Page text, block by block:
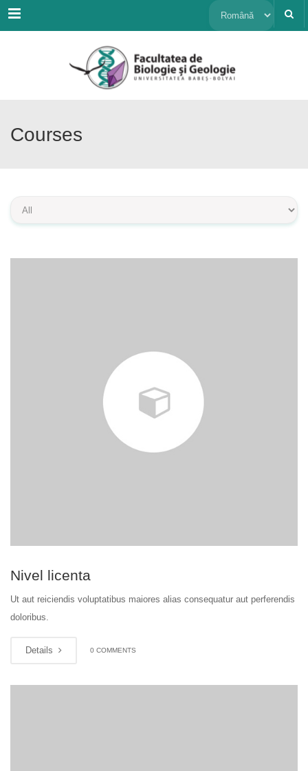
Menu Alege
limbă
Courses
Nivel licenta
Ut aut reiciendis voluptatibus maiores alias consequatur aut perferendis
doloribus.
Details 0 COMMENTS